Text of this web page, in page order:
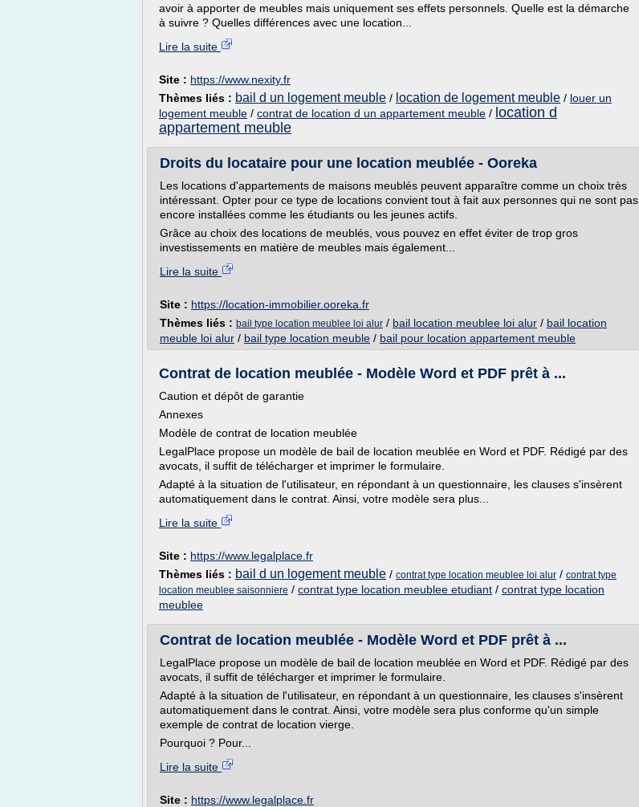
avoir à apporter de meubles mais uniquement ses effets personnels. Quelle est la démarche
à suivre ? Quelles différences avec une location...
Lire la suite
Site : https://www.nexity.fr
Thèmes liés : bail d un logement meuble / location de logement meuble / louer un
logement meuble / contrat de location d un appartement meuble / location d
appartement meuble
Droits du locataire pour une location meublée - Ooreka
Les locations d'appartements de maisons meublés peuvent apparaître comme un choix très
intéressant. Opter pour ce type de locations convient tout à fait aux personnes qui ne sont pas
encore installées comme les étudiants ou les jeunes actifs.
Grâce au choix des locations de meublés, vous pouvez en effet éviter de trop gros
investissements en matière de meubles mais également...
Lire la suite
Site : https://location-immobilier.ooreka.fr
Thèmes liés : bail type location meublee loi alur / bail location meublee loi alur / bail location
meuble loi alur / bail type location meuble / bail pour location appartement meuble
Contrat de location meublée - Modèle Word et PDF prêt à ...
Caution et dépôt de garantie
Annexes
Modèle de contrat de location meublée
LegalPlace propose un modèle de bail de location meublée en Word et PDF. Rédigé par des
avocats, il suffit de télécharger et imprimer le formulaire.
Adapté à la situation de l'utilisateur, en répondant à un questionnaire, les clauses s'insèrent
automatiquement dans le contrat. Ainsi, votre modèle sera plus...
Lire la suite
Site : https://www.legalplace.fr
Thèmes liés : bail d un logement meuble / contrat type location meublee loi alur / contrat type
location meublee saisonniere / contrat type location meublee etudiant / contrat type location
meublee
Contrat de location meublée - Modèle Word et PDF prêt à ...
LegalPlace propose un modèle de bail de location meublée en Word et PDF. Rédigé par des
avocats, il suffit de télécharger et imprimer le formulaire.
Adapté à la situation de l'utilisateur, en répondant à un questionnaire, les clauses s'insèrent
automatiquement dans le contrat. Ainsi, votre modèle sera plus conforme qu'un simple
exemple de contrat de location vierge.
Pourquoi ? Pour...
Lire la suite
Site : https://www.legalplace.fr